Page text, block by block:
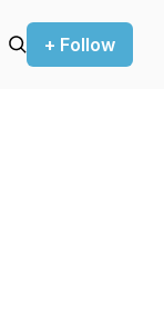
+ Follow